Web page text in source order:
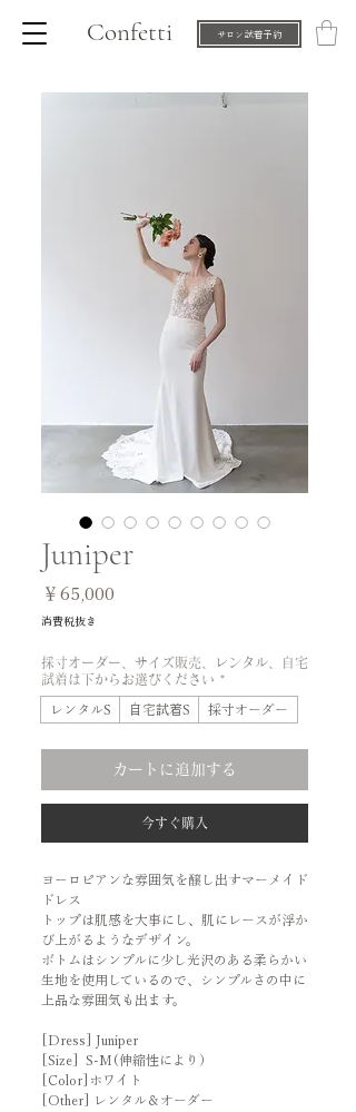
Confetti サロン試着予約
Juniper
￥65,000
消費税抜き
採寸オーダー、サイズ販売、レンタル、自宅
試着は下からお選びください *
レンタルS 自宅試着S 採寸オーダー
カートに追加する
今すぐ購入
ヨーロピアンな雰囲気を醸し出すマーメイド
ドレス
トップは肌感を大事にし、肌にレースが浮か
び上がるようなデザイン。
ボトムはシンプルに少し光沢のある柔らかい
生地を使用しているので、シンプルさの中に
上品な雰囲気も出ます。
[Dress] Juniper
[Size] S-M(伸縮性により）
[Color]ホワイト
[Other] レンタル＆オーダー